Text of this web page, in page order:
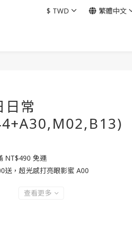
$ TWD 繁體中文
常
NT$490 免運
送，超光感打亮眼影蜜 A00
查看更多